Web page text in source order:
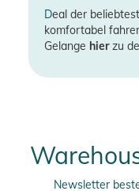
Deal der
komfortabel
Gelange hierzu
Newsletter